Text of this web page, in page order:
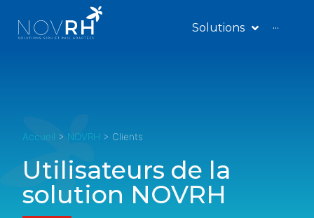
Solutions ···
Accueil > NOVRH > Clients
Utilisateurs de la
solution NOVRH